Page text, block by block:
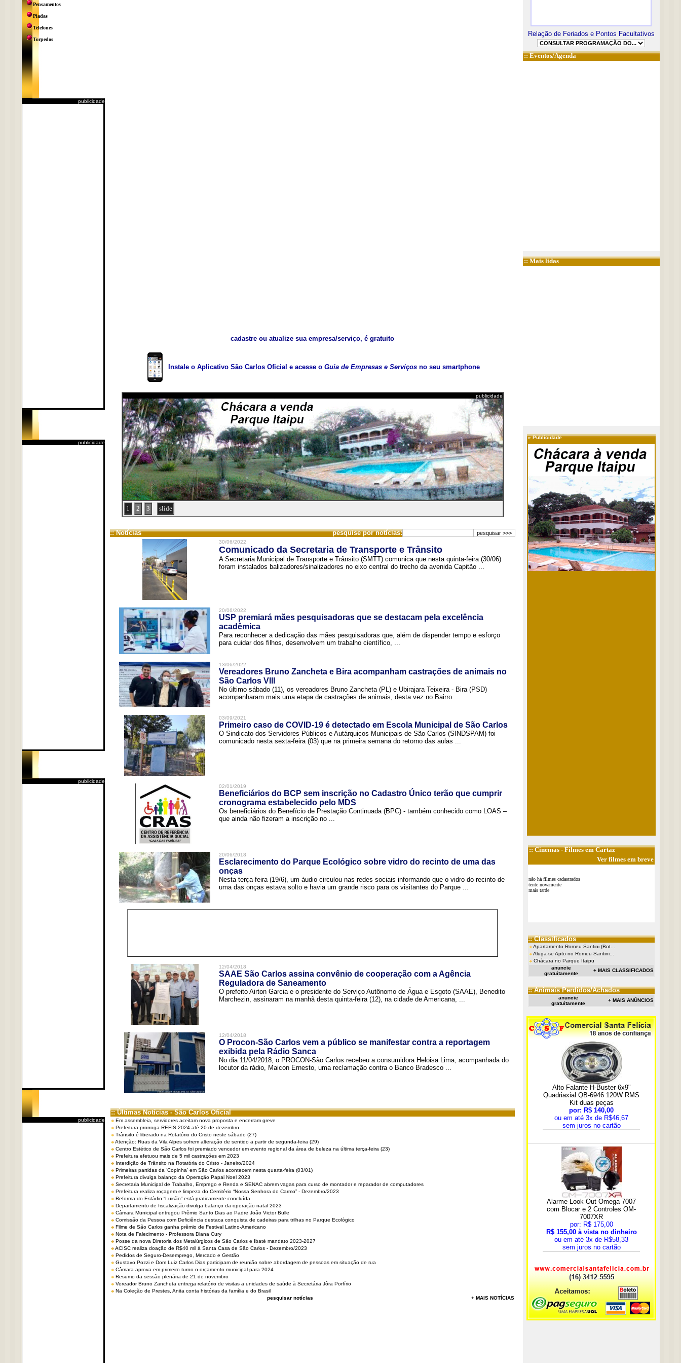
Pensamentos
Piadas
Telefones
Torpedos
publicidade
publicidade
publicidade
publicidade
cadastre ou atualize sua empresa/serviço, é gratuito
Instale o Aplicativo São Carlos Oficial e acesse o Guia de Empresas e Serviços no seu smartphone
publicidade
1 2 3 slide
:: Notícias pesquise por notícias:
30/06/2022
Comunicado da Secretaria de Transporte e Trânsito
A Secretaria Municipal de Transporte e Trânsito (SMTT) comunica que nesta quinta-feira (30/06)
foram instalados balizadores/sinalizadores no eixo central do trecho da avenida Capitão ...
20/06/2022
USP premiará mães pesquisadoras que se destacam pela excelência
acadêmica
Para reconhecer a dedicação das mães pesquisadoras que, além de dispender tempo e esforço
para cuidar dos filhos, desenvolvem um trabalho científico, ...
13/06/2022
Vereadores Bruno Zancheta e Bira acompanham castrações de animais no
São Carlos VIII
No último sábado (11), os vereadores Bruno Zancheta (PL) e Ubirajara Teixeira - Bira (PSD)
acompanharam mais uma etapa de castrações de animais, desta vez no Bairro ...
03/09/2021
Primeiro caso de COVID-19 é detectado em Escola Municipal de São Carlos
O Sindicato dos Servidores Públicos e Autárquicos Municipais de São Carlos (SINDSPAM) foi
comunicado nesta sexta-feira (03) que na primeira semana do retorno das aulas ...
02/01/2019
Beneficiários do BCP sem inscrição no Cadastro Único terão que cumprir
cronograma estabelecido pelo MDS
Os beneficiários do Benefício de Prestação Continuada (BPC) - também conhecido como LOAS –
que ainda não fizeram a inscrição no ...
20/06/2018
Esclarecimento do Parque Ecológico sobre vidro do recinto de uma das
onças
Nesta terça-feira (19/6), um áudio circulou nas redes sociais informando que o vidro do recinto de
uma das onças estava solto e havia um grande risco para os visitantes do Parque ...
12/04/2018
SAAE São Carlos assina convênio de cooperação com a Agência
Reguladora de Saneamento
O prefeito Airton Garcia e o presidente do Serviço Autônomo de Água e Esgoto (SAAE), Benedito
Marchezin, assinaram na manhã desta quinta-feira (12), na cidade de Americana, ...
12/04/2018
O Procon-São Carlos vem a público se manifestar contra a reportagem
exibida pela Rádio Sanca
No dia 11/04/2018, o PROCON-São Carlos recebeu a consumidora Heloisa Lima, acompanhada do
locutor da rádio, Maicon Ernesto, uma reclamação contra o Banco Bradesco ...
:: Últimas Notícias - São Carlos Oficial
Em assembleia, servidores aceitam nova proposta e encerram greve
Prefeitura prorroga REFIS 2024 até 20 de dezembro
Trânsito é liberado na Rotatório do Cristo neste sábado (27)
Atenção: Ruas da Vila Alpes sofrem alteração de sentido a partir de segunda-feira (29)
Centro Estético de São Carlos foi premiado vencedor em evento regional da área de beleza na última terça-feira (23)
Prefeitura efetuou mais de 5 mil castrações em 2023
Interdição de Trânsito na Rotatória do Cristo - Janeiro/2024
Primeiras partidas da ‘Copinha’ em São Carlos acontecem nesta quarta-feira (03/01)
Prefeitura divulga balanço da Operação Papai Noel 2023
Secretaria Municipal de Trabalho, Emprego e Renda e SENAC abrem vagas para curso de montador e reparador de computadores
Prefeitura realiza roçagem e limpeza do Cemitério “Nossa Senhora do Carmo” - Dezembro/2023
Reforma do Estádio “Luisão” está praticamente concluída
Departamento de fiscalização divulga balanço da operação natal 2023
Câmara Municipal entregou Prêmio Santo Dias ao Padre João Victor Bulle
Comissão da Pessoa com Deficiência destaca conquista de cadeiras para trilhas no Parque Ecológico
Filme de São Carlos ganha prêmio de Festival Latino-Americano
Nota de Falecimento - Professora Diana Cury
Posse da nova Diretoria dos Metalúrgicos de São Carlos e Ibaté mandato 2023-2027
ACISC realiza doação de R$40 mil à Santa Casa de São Carlos - Dezembro/2023
Pedidos de Seguro-Desemprego, Mercado e Gestão
Gustavo Pozzi e Dom Luiz Carlos Dias participam de reunião sobre abordagem de pessoas em situação de rua
Câmara aprova em primeiro turno o orçamento municipal para 2024
Resumo da sessão plenária de 21 de novembro
Vereador Bruno Zancheta entrega relatório de visitas a unidades de saúde à Secretária Jôra Porfírio
Na Coleção de Prestes, Anita conta histórias da família e do Brasil
pesquisar notícias
+ MAIS NOTÍCIAS
Relação de Feriados e Pontos Facultativos
::Eventos/Agenda
:: Mais lidas
»Publicidade
::Cinemas- Filmes em Cartaz
Ver filmes em breve
não há filmes cadastrados
tente novamente
mais tarde
:: Classificados
Apartamento Romeu Santini (Bot...
Aluga-se Apto no Romeu Santini...
Chácara no Parque Itaipu
anuncie
gratuitamente
+ MAIS CLASSIFICADOS
:: Animais Perdidos/Achados
anuncie
gratuitamente
+ MAIS ANÚNCIOS